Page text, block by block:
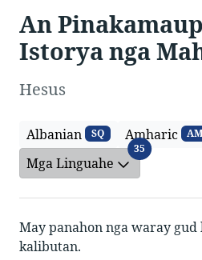
An
Istorya nga
Hesus
Albanian SQ Amharic AM
Mga Linguahe
35 Mga
May panahon nga waray
kalibutan.